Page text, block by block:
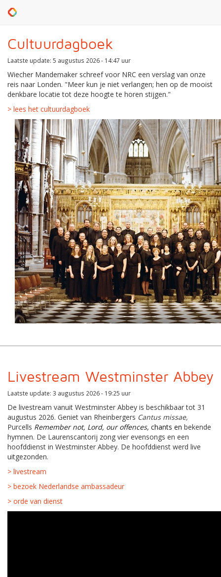
Cultuurdagboek
Laatste update: 5 augustus 2026 - 14:47 uur
Wiecher Mandemaker schreef voor NRC een verslag van onze
reis naar Londen. "Meer kun je niet verlangen; hen op de mooist
denkbare locatie tot deze hoogte te horen stijgen."
> lees het cultuurdagboek
Livestream Westminster Abbey
Laatste update: 3 augustus 2026 - 19:25 uur
De livestream vanuit Westminster Abbey is beschikbaar tot 31
augustus 2026. Geniet van Rheinbergers Cantus missae,
Purcells Remember not, Lord, our offences, chants en bekende
hymnen. De Laurenscantorij zong vier evensongs en een
hoofddienst in Westminster Abbey. De hoofddienst werd live
uitgezonden.
> livestream
> bezoek Nederlandse ambassadeur
> orde van dienst